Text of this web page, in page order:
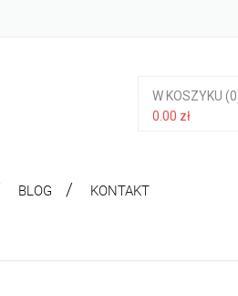
W KOSZYKU
0.00 zł
BLOG KONTAKT